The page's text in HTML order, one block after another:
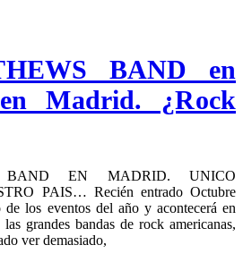
BAND en
Madrid. ¿Rock
BAND EN MADRID. UNICO
PAIS… Recién entrado Octubre
de los eventos del año y acontecerá en
grandes bandas de rock americanas,
ver demasiado,